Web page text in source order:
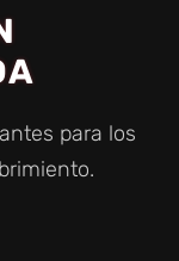
para los